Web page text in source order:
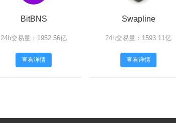
BitBNS
24h交易量：1952.56亿
查看详情
Swapline
24h交易量：1593.11亿
查看详情